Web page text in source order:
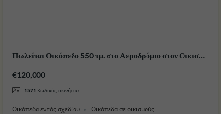
Πωλείται Οικόπεδο 550 τμ. στο Αεροδρόμιο στον Οικισμό
€120,000
1571 Κωδικός ακινήτου
Οικόπεδα εντός σχεδίου Οικόπεδα σε οικισμούς